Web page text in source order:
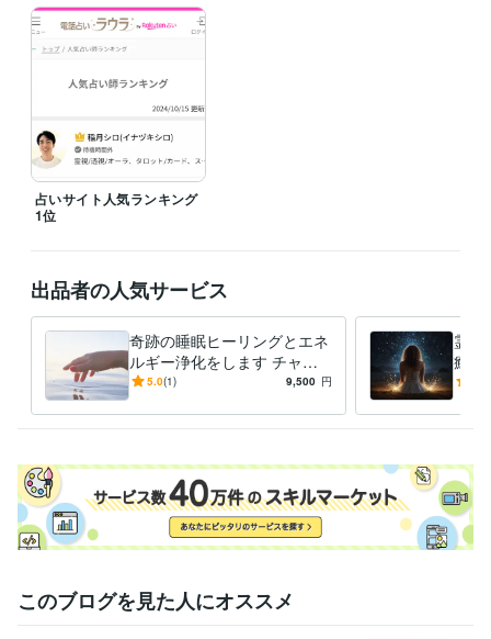
人気占い師ランキング1位
その他ツール
悩み相談・カウンセリング
ギフテッド・アダルトチルドレン生きづらさ
悩み相談・カウンセリング
占いサイト人気ランキング
1位
出品者の人気サービス
奇跡の睡眠ヒーリングとエネ
ルギー浄化をします チャク
ラ・オーラ調整、感情の癒
グ
5.0(1) 9,500 円
霊感
癒し
の迷
このブログを見た人にオススメ